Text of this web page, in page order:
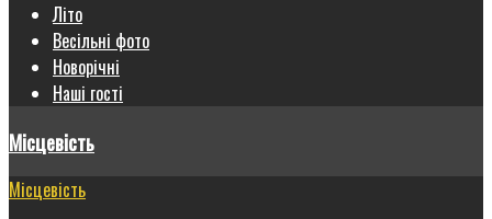
Літо
Весільні фото
Новорічні
Наші гості
Місцевість
Місцевість